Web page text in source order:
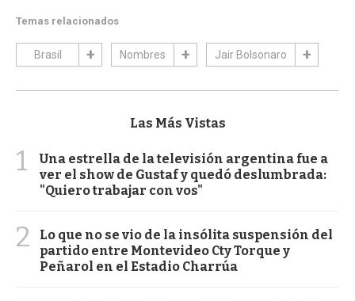
Temas relacionados
Brasil Nombres Jair Bolsonaro
Las Más Vistas
1
Una estrella de la televisión argentina fue a
ver el show de Gustaf y quedó deslumbrada:
"Quiero trabajar con vos"
2
Lo que no se vio de la insólita suspensión del
partido entre Montevideo Cty Torque y
Peñarol en el Estadio Charrúa